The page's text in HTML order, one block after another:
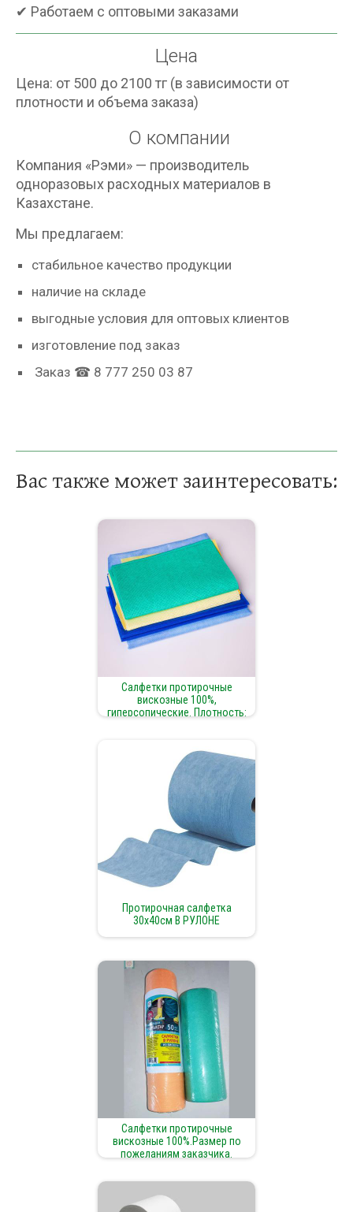
✔ Работаем с оптовыми заказами
Цена
Цена: от 500 до 2100 тг (в зависимости от
плотности и объема заказа)
О компании
Компания «Рэми» — производитель
одноразовых расходных материалов в
Казахстане.
Мы предлагаем:
стабильное качество продукции
наличие на складе
выгодные условия для оптовых клиентов
изготовление под заказ
Заказ ☎ 8 777 250 03 87
Вас также может заинтересовать:
Салфетки протирочные
вискозные 100%,
гиперсопические. Плотность:
сложенные
Протирочная салфетка
30х40см В РУЛОНЕ
Салфетки протирочные
вискозные 100%.Размер по
пожеланиям заказчика.